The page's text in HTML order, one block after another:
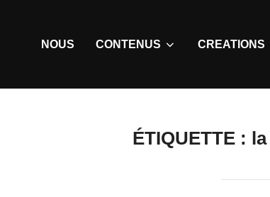
NOUS CONTENUS CREATIONS
ÉTIQUETTE :